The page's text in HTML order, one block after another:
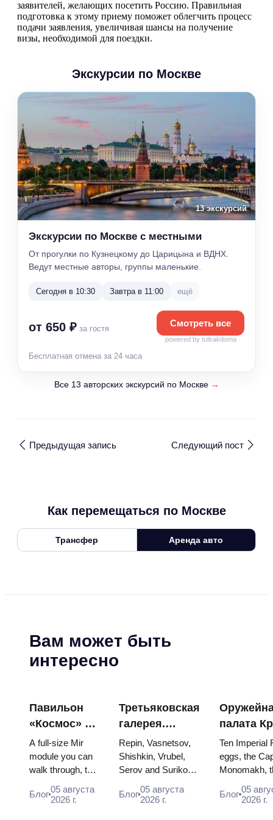
заявителей, желающих посетить Россию. Правильная
подготовка к этому приему поможет облегчить процесс
подачи заявления, увеличивая шансы на получение
визы, необходимой для поездки.
Экскурсии по Москве
13 экскурсий
Экскурсии по Москве с местными
От прогулки по Кузнецкому до Царицына и ВДНХ.
Ведут местные авторы, группы маленькие.
Сегодня в 10:30 Завтра в 11:00 ещё
от 650 ₽ за гостя
Смотреть все
powered by tutkakdoma
Бесплатная отмена за 24 часа
Все 13 авторских экскурсий по Москве →
Предыдущая запись Следующий пост
Как перемещаться по Москве
Трансфер Аренда авто
Вам может быть
интересно
Павильон
«Космос» на
ВДНХ:
внутри
самой
большой
космической
A full-size Mir
module you can
walk through, the
model, scorched
Блог05 августа
2026 г.
Третьяковская
галерея.
Шедевры:
картины, ради
которых стоит
строить
планы
Repin, Vasnetsov,
Shishkin, Vrubel,
Serov and Surikov
stop people, where
Блог05 августа
2026 г.
палата
яйца
троны и
одеяния
Ten Imperial
eggs, the
Monomakh,
boy tsars
Блог 05
2026 г.